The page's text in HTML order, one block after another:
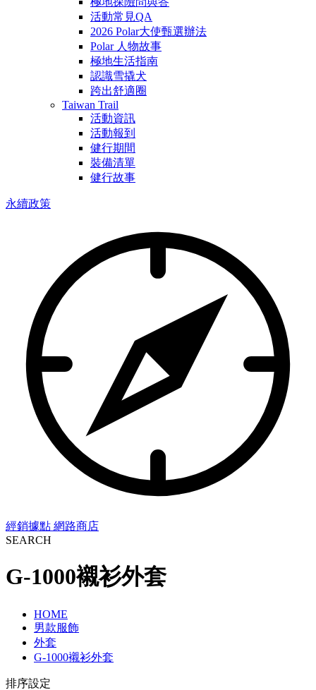
活動常見QA
2026 Polar大使甄選辦法
Polar 人物故事
極地生活指南
認識雪撬犬
跨出舒適圈
Taiwan Trail
活動資訊
活動報到
健行期間
裝備清單
健行故事
永續政策
經銷據點 網路商店
SEARCH
G-1000襯衫外套
HOME
男款服飾
外套
G-1000襯衫外套
排序設定